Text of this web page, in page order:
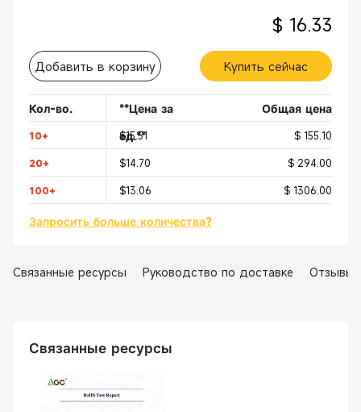
$ 16.33
Добавить в корзину Купить сейчас
Кол-во.
**Цена за
ед.**
Общая цена
10+ $15.51 $ 155.10
20+ $14.70 $ 294.00
100+ $13.06 $ 1306.00
Запросить больше количества?
Связанные ресурсы Руководство по доставке Отзывы
Связанные ресурсы